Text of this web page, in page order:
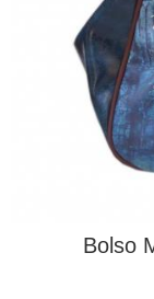
Bolso